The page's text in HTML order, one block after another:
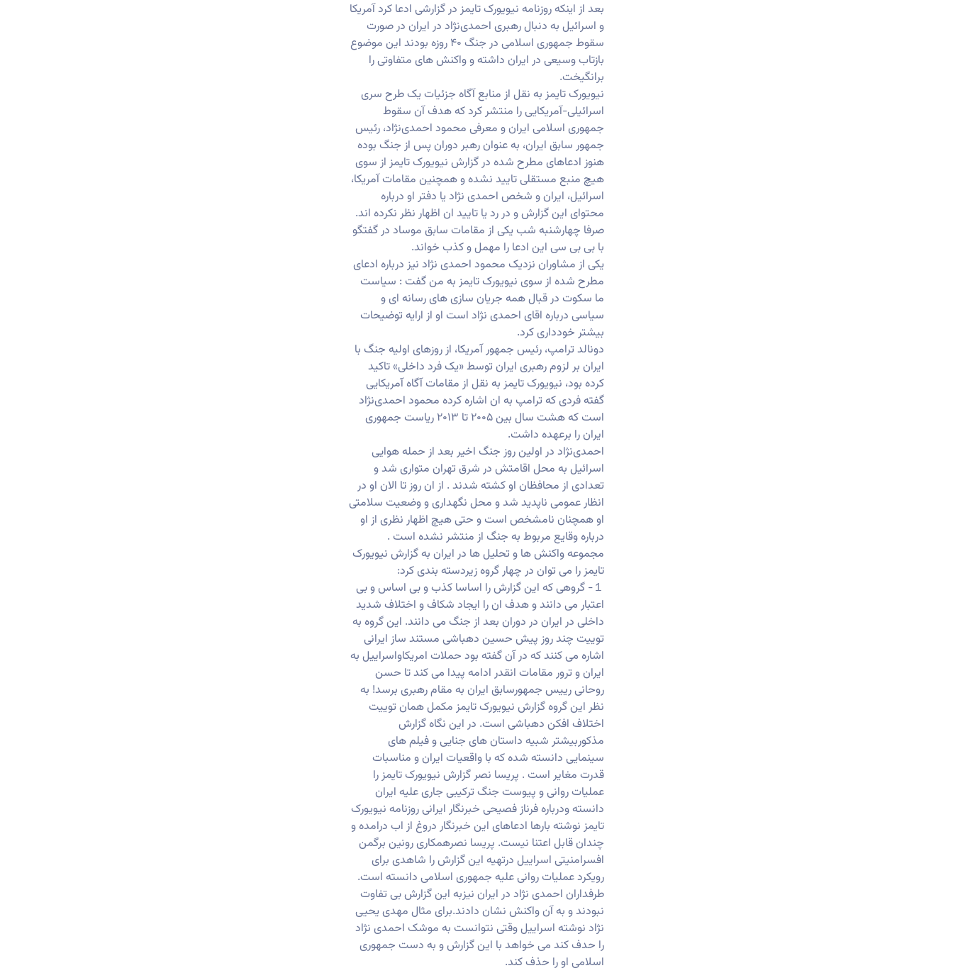
بعد از اینکه روزنامه نیویورک تایمز در گزارشی ادعا کرد آمریکا
و اسرائیل به دنبال رهبری احمدی‌نژاد در ایران در صورت
سقوط جمهوری اسلامی در جنگ ۴۰ روزه بودند این موضوع
بازتاب وسیعی در ایران داشته و واکنش های متفاوتی را
برانگیخت.
نیویورک تایمز به نقل از منابع آگاه جزئیات یک طرح سری
اسرائیلی-آمریکایی را منتشر کرد که هدف آن سقوط
جمهوری اسلامی ایران و معرفی محمود احمدی‌نژاد، رئیس
جمهور سابق ایران، به عنوان رهبر دوران پس از جنگ بوده
هنوز ادعاهای مطرح شده در گزارش نیویورک تایمز از سوی
هیچ منبع مستقلی تایید نشده و همچنین مقامات آمریکا،
اسرائیل، ایران و شخص احمدی نژاد یا دفتر او درباره
محتوای این گزارش و در رد یا تایید ان اظهار نظر نکرده اند.
صرفا چهارشنبه شب یکی از مقامات سابق موساد در گفتگو
با بی بی سی این ادعا را مهمل و کذب خواند.
یکی از مشاوران نزدیک محمود احمدی نژاد نیز درباره ادعای
مطرح شده از سوی نیویورک تایمز به من گفت : سیاست
ما سکوت در قبال همه جریان سازی های رسانه ای و
سیاسی درباره اقای احمدی نژاد است او از ارایه توضیحات
بیشتر خودداری کرد.
دونالد ترامپ، رئیس جمهور آمریکا، از روزهای اولیه جنگ با
ایران بر لزوم رهبری ایران توسط «یک فرد داخلی» تاکید
کرده بود، نیویورک تایمز به نقل از مقامات آگاه آمریکایی
گفته فردی که ترامپ به ان اشاره کرده محمود احمدی‌نژاد
است که هشت سال بین ۲۰۰۵ تا ۲۰۱۳ ریاست جمهوری
ایران را برعهده داشت.
احمدی‌نژاد در اولین روز جنگ اخیر بعد از حمله هوایی
اسرائیل به محل اقامتش در شرق تهران متواری شد و
تعدادی از محافظان او کشته شدند . از ان روز تا الان او در
انظار عمومی ناپدید شد و محل نگهداری و وضعیت سلامتی
او همچنان نامشخص است و حتی هیچ اظهار نظری از او
درباره وقایع مربوط به جنگ از منتشر نشده است .
مجموعه واکنش ها و تحلیل ها در ایران به گزارش نیویورک
تایمز را می توان در چهار گروه زیردسته بندی کرد:
１- گروهی که این گزارش را اساسا کذب و بی اساس و بی
اعتبار می دانند و هدف ان را ایجاد شکاف و اختلاف شدید
داخلی در ایران در دوران بعد از جنگ می دانند. این گروه به
توییت چند روز پیش حسین دهباشی مستند ساز ایرانی
اشاره می کنند که در آن گفته بود حملات امریکاواسراییل به
ایران و ترور مقامات انقدر ادامه پیدا می کند تا حسن
روحانی رییس جمهورسابق ایران به مقام رهبری برسد! به
نظر این گروه گزارش نیویورک تایمز مکمل همان توییت
اختلاف افکن دهباشی است. در این نگاه گزارش
مذکوربیشتر شبیه داستان های جنایی و فیلم های
سینمایی دانسته شده که با واقعیات ایران و مناسبات
قدرت مغایر است . پریسا نصر گزارش نیویورک تایمز را
عملیات روانی و پیوست جنگ ترکیبی جاری علیه ایران
دانسته ودرباره فرناز فصیحی خبرنگار ایرانی روزنامه نیویورک
تایمز نوشته بارها ادعاهای این خبرنگار دروغ از اب درامده و
چندان قابل اعتنا نیست. پریسا نصرهمکاری رونین برگمن
افسرامنیتی اسراییل درتهیه این گزارش را شاهدی برای
رویکرد عملیات روانی علیه جمهوری اسلامی دانسته است.
طرفداران احمدی نژاد در ایران نیزبه این گزارش بی تفاوت
نبودند و به آن واکنش نشان دادند.برای مثال مهدی یحیی
نژاد نوشته اسراییل وقتی نتوانست به موشک احمدی نژاد
را حدف کند می خواهد با این گزارش و به دست جمهوری
اسلامی او را حذف کند.